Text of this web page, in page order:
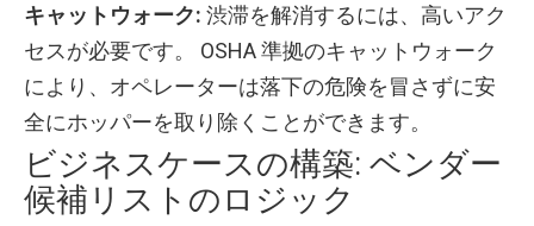
キャットウォーク: 渋滞を解消するには、高いアク
セスが必要です。 OSHA 準拠のキャットウォーク
により、オペレーターは落下の危険を冒さずに安
全にホッパーを取り除くことができます。
ビジネスケースの構築: ベンダー
候補リストのロジック